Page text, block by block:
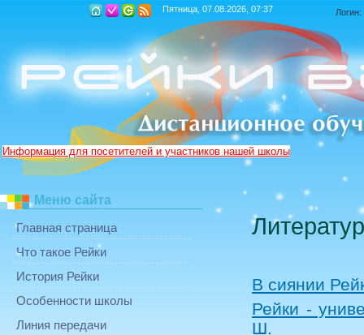
Пятница, 07.08.2026, 07:37 Логин:
Информация для посетителей и участников нашей школы
Меню сайта
Главная страница
Что такое Рейки
История Рейки
Особенности школы
Линия передачи
В сиянии
Рейки -
Ш.